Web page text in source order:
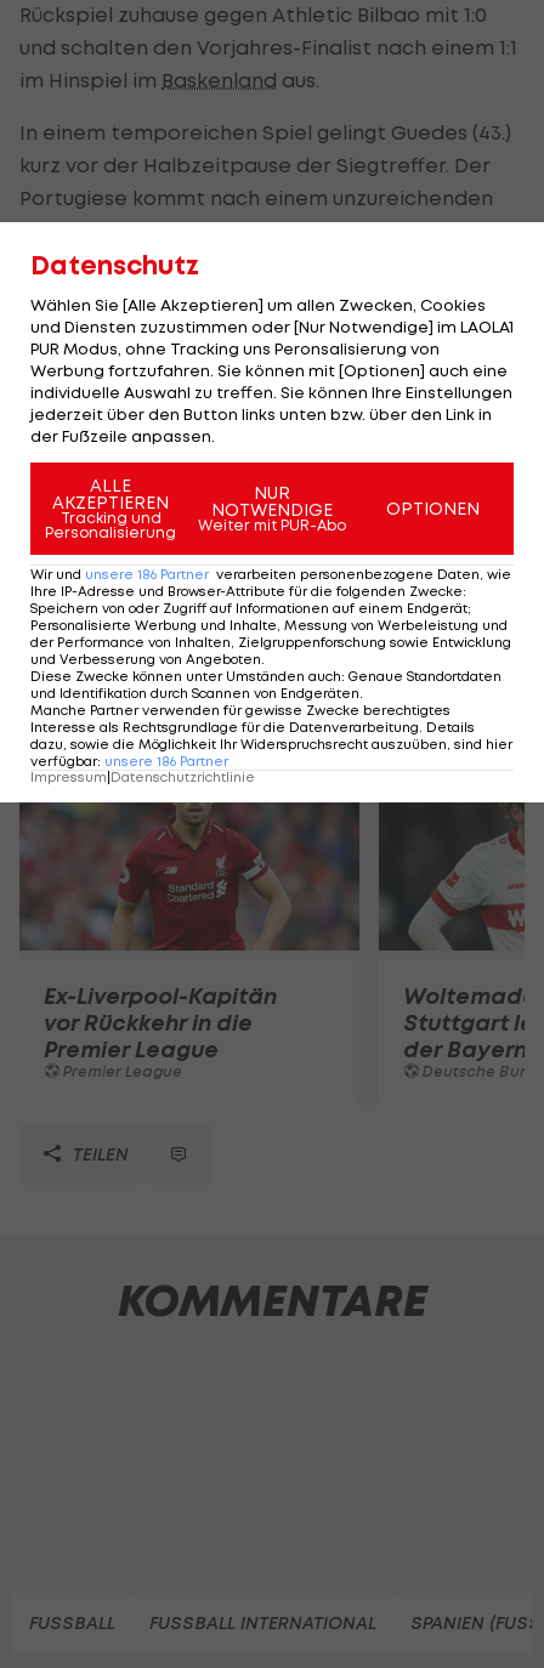
Rückspiel zuhause gegen Athletic Bilbao mit 1:0
und schalten den Vorjahres-Finalist nach einem 1:1
im Hinspiel im Baskenland aus.
In einem temporeichen Spiel gelingt Guedes (43.)
kurz vor der Halbzeitpause der Siegtreffer. Der
Portugiese kommt nach einem unzureichenden
Klärungsversuch der Bilbao-Defensive aus rund 25
Metern zum Abschluss und knallt das Leder
unhaltbar ins rechte Eck.
Bilbao, das im Achtelfinale denFC Barcelona
im ViertelfinaleReal Madridbesiegte, dominiert
im zweiten Spielabschnitt nach Belieben, der
Ausgleich gelingt jedoch nicht.
Der Final-Gegner von Valencia wird am
Donnerstag zwischen Real Betis und Rayo
Vallecano bestimmt. Das Hinspiel konnten die
Andalusier in Vallecas mit 2:1 für sich entscheiden.
Mehr zum Thema
Ex-Liverpool-Kapitän
vor Rückkehr in die
Premier League
Premier League
Stuttgart
der Bayern
Deutsche
TEILEN
KOMMENTARE
FUSSBALL FUSSBALL INTERNATIONAL SPANIEN
Datenschutz
Wählen Sie [Alle Akzeptieren] um allen Zwecken, Cookies
und Diensten zuzustimmen oder [Nur Notwendige] im LAOLA1
PUR Modus, ohne Tracking uns Peronsalisierung von
Werbung fortzufahren. Sie können mit [Optionen] auch eine
individuelle Auswahl zu treffen. Sie können Ihre Einstellungen
jederzeit über den Button links unten bzw. über den Link in
der Fußzeile anpassen.
ALLE
AKZEPTIEREN
Tracking und
Personalisierung
NUR
NOTWENDIGE
Weiter mit PUR-Abo
OPTIONEN
Wir und unsere 186 Partner verarbeiten personenbezogene Daten, wie
Ihre IP-Adresse und Browser-Attribute für die folgenden Zwecke:
Speichern von oder Zugriff auf Informationen auf einem Endgerät;
Personalisierte Werbung und Inhalte, Messung von Werbeleistung und
der Performance von Inhalten, Zielgruppenforschung sowie Entwicklung
und Verbesserung von Angeboten.
Diese Zwecke können unter Umständen auch: Genaue Standortdaten
und Identifikation durch Scannen von Endgeräten.
Manche Partner verwenden für gewisse Zwecke berechtigtes
Interesse als Rechtsgrundlage für die Datenverarbeitung. Details
dazu, sowie die Möglichkeit Ihr Widerspruchsrecht auszuüben, sind hier
verfügbar: unsere 186 Partner
Impressum Datenschutzrichtlinie